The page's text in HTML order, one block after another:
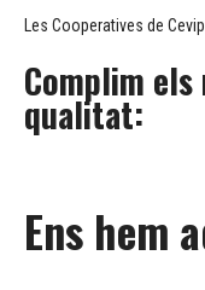
Les Cooperatives de
Complim els
qualitat:
Ens hem